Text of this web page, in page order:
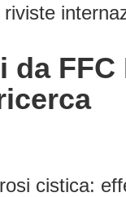
da
cistica: